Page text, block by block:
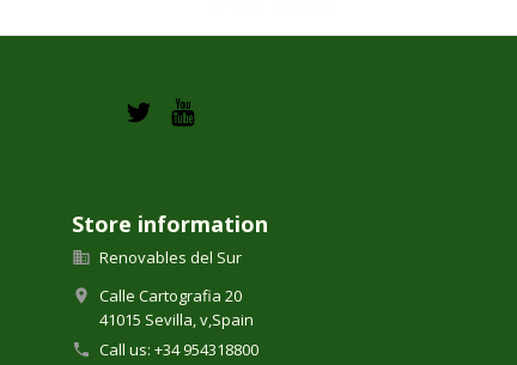
Store information
 Renovables del Sur

Calle Cartografia 20
41015 Sevilla,v,Spain
 Call us: +34 954318800